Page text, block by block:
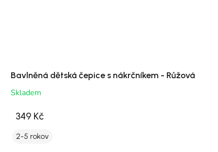
Bavlněná dětská čepice s nákrčníkem - Růžová
Skladem
349 Kč
2-5 rokov